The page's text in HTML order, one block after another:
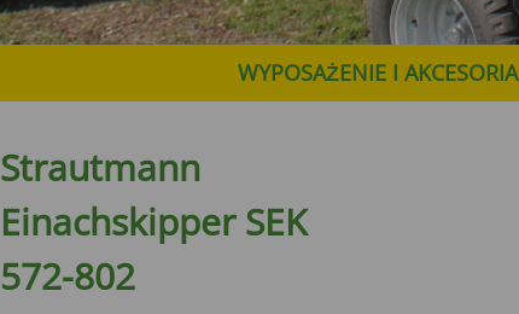
WYPOSAŻENIE I AKCESORIA
Strautmann
Einachskipper SEK
572-802